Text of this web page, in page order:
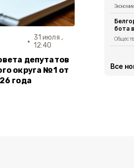
31 июля ,
12:40
депутатов
округа №1 от
года
бота
Все